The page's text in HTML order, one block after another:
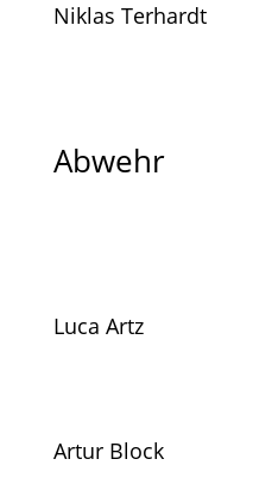
Niklas Terhardt
Abwehr
Luca Artz
Artur Block